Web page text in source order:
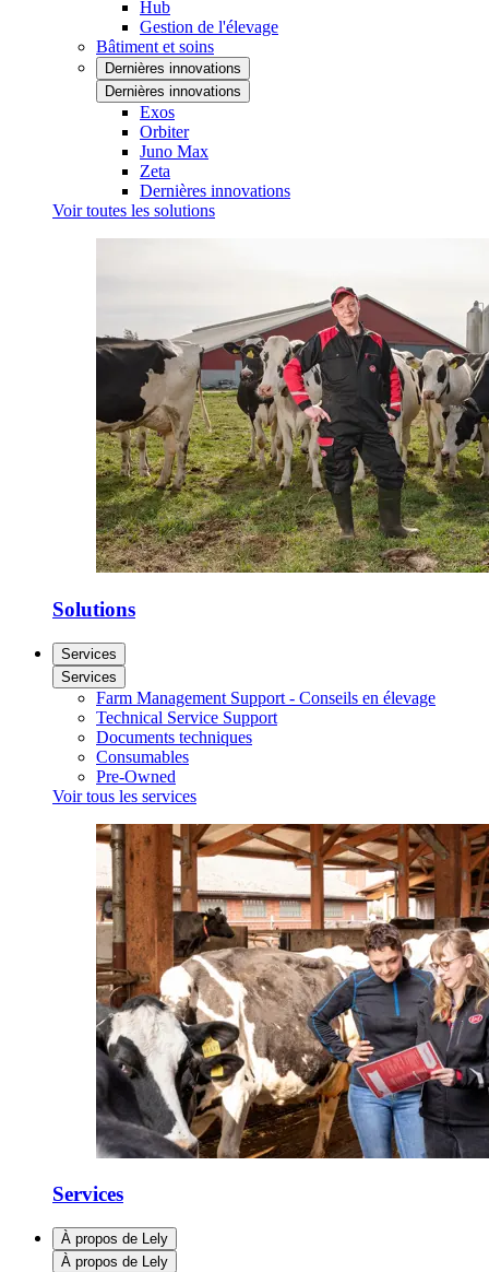
Hub
Gestion de l'élevage
Bâtiment et soins
Dernières innovations
Dernières innovations
Exos
Orbiter
Juno Max
Zeta
Dernières innovations
Voir toutes les solutions
Solutions
Services
Services
Farm Management Support - Conseils en élevage
Technical Service Support
Documents techniques
Consumables
Pre-Owned
Voir tous les services
Services
À propos de Lely
À propos de Lely